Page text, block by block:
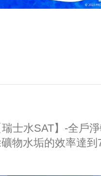
士水SAT】-全戶
物水垢的效率達